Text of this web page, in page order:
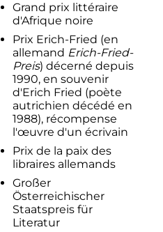
Grand prix littéraire
d'Afrique noire
Prix Erich-Fried (en
allemand Erich-Fried-
Preis) décerné depuis
1990, en souvenir
d'Erich Fried (poète
autrichien décédé en
1988), récompense
l'œuvre d'un écrivain
Prix de la paix des
libraires allemands
Großer
Österreichischer
Staatspreis für
Literatur